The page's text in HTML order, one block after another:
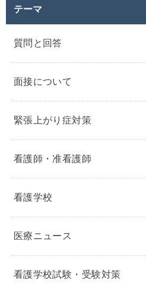
テーマ
質問と回答
面接について
緊張上がり症対策
看護師・准看護師
看護学校
医療ニュース
看護学校試験・受験対策